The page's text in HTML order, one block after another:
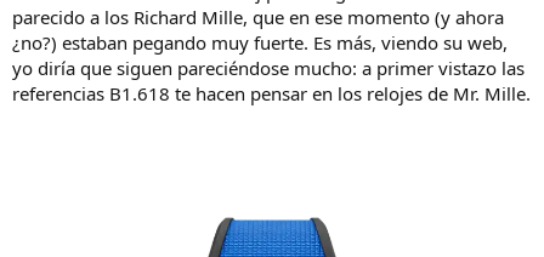
parecido a los Richard Mille, que en ese momento (y ahora
¿no?) estaban pegando muy fuerte. Es más, viendo su web,
yo diría que siguen pareciéndose mucho: a primer vistazo las
referencias B1.618 te hacen pensar en los relojes de Mr. Mille.